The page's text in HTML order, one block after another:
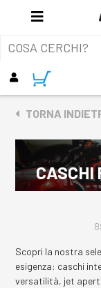
TORNA
CASCHI
Scopri la nostra
esigenza: caschi
versatilità, jet